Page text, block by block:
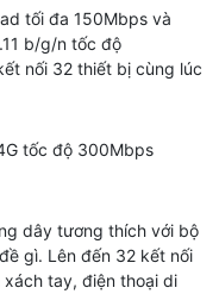
tối đa 150Mbps và
b/g/n tốc độ
nối 32 thiết bị cùng lúc
dây tương thích với bộ
gì. Lên đến 32 kết nối
tay, điện thoại di